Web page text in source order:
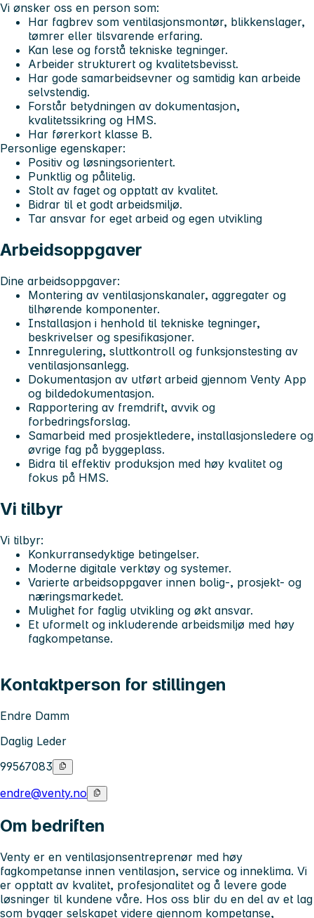
Vi ønsker oss en person som:
Har fagbrev som ventilasjonsmontør, blikkenslager,
tømrer eller tilsvarende erfaring.
Kan lese og forstå tekniske tegninger.
Arbeider strukturert og kvalitetsbevisst.
Har gode samarbeidsevner og samtidig kan arbeide
selvstendig.
Forstår betydningen av dokumentasjon,
kvalitetssikring og HMS.
Har førerkort klasse B.
Personlige egenskaper:
Positiv og løsningsorientert.
Punktlig og pålitelig.
Stolt av faget og opptatt av kvalitet.
Bidrar til et godt arbeidsmiljø.
Tar ansvar for eget arbeid og egen utvikling
Arbeidsoppgaver
Dine arbeidsoppgaver:
Montering av ventilasjonskanaler, aggregater og
tilhørende komponenter.
Installasjon i henhold til tekniske tegninger,
beskrivelser og spesifikasjoner.
Innregulering, sluttkontroll og funksjonstesting av
ventilasjonsanlegg.
Dokumentasjon av utført arbeid gjennom Venty App
og bildedokumentasjon.
Rapportering av fremdrift, avvik og
forbedringsforslag.
Samarbeid med prosjektledere, installasjonsledere og
øvrige fag på byggeplass.
Bidra til effektiv produksjon med høy kvalitet og
fokus på HMS.
Vi tilbyr
Vi tilbyr:
Konkurransedyktige betingelser.
Moderne digitale verktøy og systemer.
Varierte arbeidsoppgaver innen bolig-, prosjekt- og
næringsmarkedet.
Mulighet for faglig utvikling og økt ansvar.
Et uformelt og inkluderende arbeidsmiljø med høy
fagkompetanse.
Kontaktperson for stillingen
Endre Damm
Daglig Leder
99567083
endre@venty.no
Om bedriften
Venty er en ventilasjonsentreprenør med høy
fagkompetanse innen ventilasjon, service og inneklima. Vi
er opptatt av kvalitet, profesjonalitet og å levere gode
løsninger til kundene våre. Hos oss blir du en del av et lag
som bygger selskapet videre gjennom kompetanse,